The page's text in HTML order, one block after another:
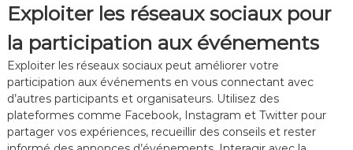
Exploiter les réseaux sociaux pour
la participation aux événements
Exploiter les réseaux sociaux peut améliorer votre
participation aux événements en vous connectant avec
d’autres participants et organisateurs. Utilisez des
plateformes comme Facebook, Instagram et Twitter pour
partager vos expériences, recueillir des conseils et rester